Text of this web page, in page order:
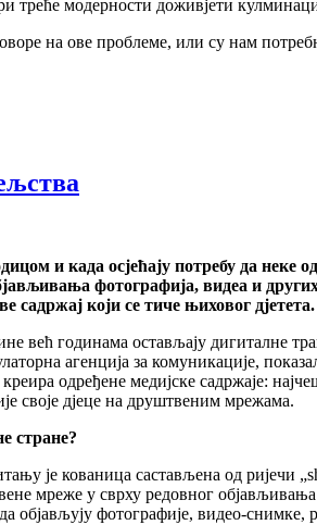
модерности доживјети
на ове проблеме, или су нам
и када осјећају потребу да
фотографија, видеа и
садржај који се тиче њиховог дјетета.
већ годинама остављају дигиталне
агенција за комуникације,
одређене медијске садржаје:
своје дјеце на друштвеним мрежама.
стране?
је кованица састављена од
мреже у сврху редовног
објављују фотографије, видео-